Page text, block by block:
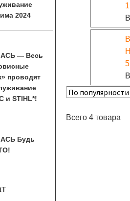
Всего 4 товара
2024
— Весь
проводят
и STIHL*!
Будь